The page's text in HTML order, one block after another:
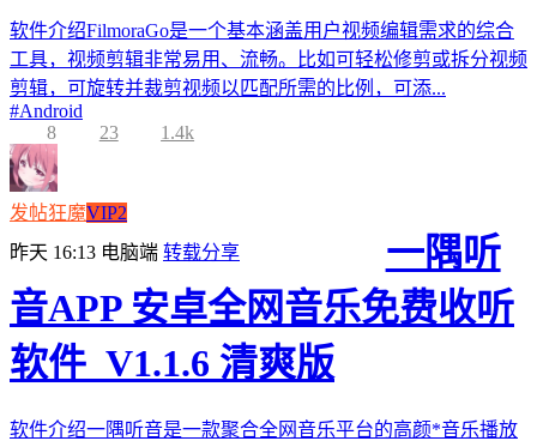
软件介绍FilmoraGo是一个基本涵盖用户视频编辑需求的综合
工具，视频剪辑非常易用、流畅。比如可轻松修剪或拆分视频
剪辑，可旋转并裁剪视频以匹配所需的比例，可添...
#Android
8
23 1.4k
发帖狂魔VIP2
昨天 16:13 电脑端 转载分享
一隅听
音APP 安卓全网音乐免费收听
软件_V1.1.6 清爽版
软件介绍一隅听音是一款聚合全网音乐平台的高颜*音乐播放